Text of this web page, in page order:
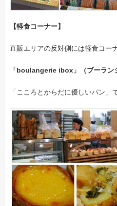
【軽食コーナー】
直販エリアの反対側には軽食コー
「boulangerie ibox」（ブーラン
「こころとからだに優しいパン」